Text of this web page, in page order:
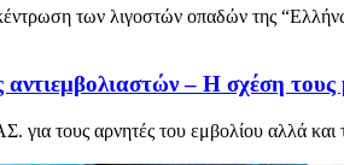
των λιγοστών οπαδών της
– Η σχέση
για τους αρνητές του εμβολίου αλλά και